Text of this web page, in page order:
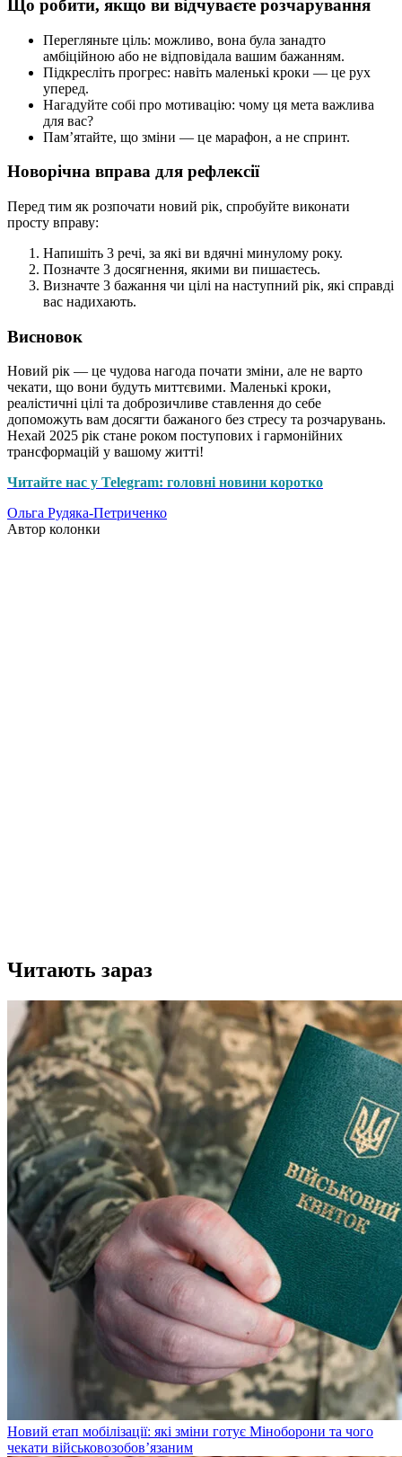
Що робити, якщо ви відчуваєте розчарування
Перегляньте ціль: можливо, вона була занадто
амбіційною або не відповідала вашим бажанням.
Підкресліть прогрес: навіть маленькі кроки — це рух
уперед.
Нагадуйте собі про мотивацію: чому ця мета важлива
для вас?
Пам’ятайте, що зміни — це марафон, а не спринт.
Новорічна вправа для рефлексії
Перед тим як розпочати новий рік, спробуйте виконати
просту вправу:
Напишіть 3 речі, за які ви вдячні минулому року.
Позначте 3 досягнення, якими ви пишаєтесь.
Визначте 3 бажання чи цілі на наступний рік, які справді
вас надихають.
Висновок
Новий рік — це чудова нагода почати зміни, але не варто
чекати, що вони будуть миттєвими. Маленькі кроки,
реалістичні цілі та доброзичливе ставлення до себе
допоможуть вам досягти бажаного без стресу та розчарувань.
Нехай 2025 рік стане роком поступових і гармонійних
трансформацій у вашому житті!
Читайте нас у Telegram: головні новини коротко
Ольга Рудяка-Петриченко
Автор колонки
Читають зараз
Новий етап мобілізації: які зміни готує Міноборони та чого
чекати військовозобов’язаним